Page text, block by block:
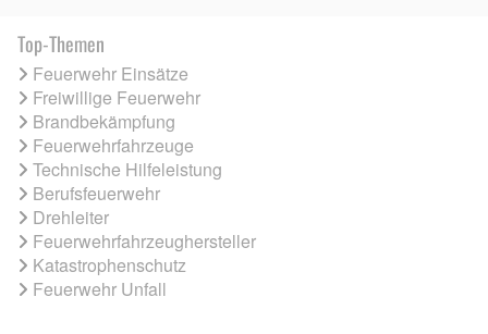
Top-Themen
Feuerwehr Einsätze
Freiwillige Feuerwehr
Brandbekämpfung
Feuerwehrfahrzeuge
Technische Hilfeleistung
Berufsfeuerwehr
Drehleiter
Feuerwehrfahrzeughersteller
Katastrophenschutz
Feuerwehr Unfall